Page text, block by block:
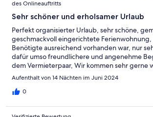
des Onlineauftritts
Sehr schöner und erholsamer Urlaub
Perfekt organisierter Urlaub, sehr schöne,
geschmackvoll eingerichtete Ferienwohnung,
Benötigte ausreichend vorhanden war, nur
dafür umso freundlichere und angenehme
dem Vermieterpaar, Wir kommen sehr gerne
Aufenthalt von 14 Nächten im Juni 2024
0